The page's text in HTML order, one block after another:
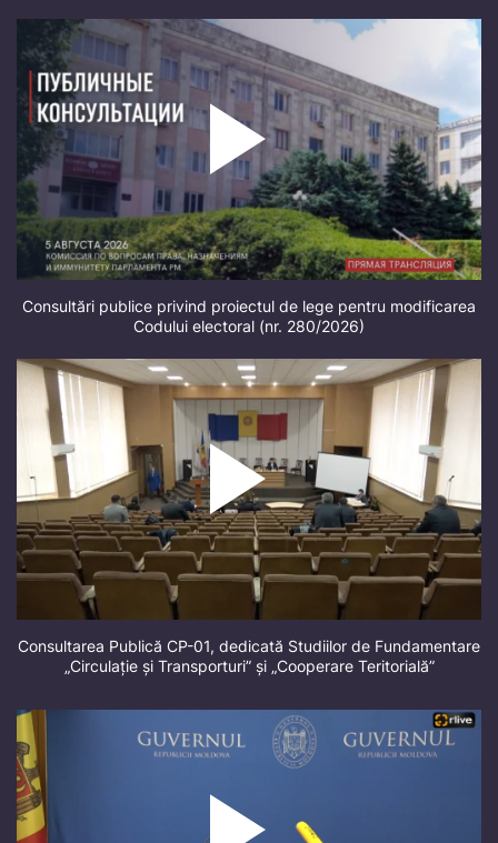
Consultări publice privind proiectul de lege pentru modificarea
Codului electoral (nr. 280/2026)
Consultarea Publică CP-01, dedicată Studiilor de Fundamentare
„Circulație și Transporturi” și „Cooperare Teritorială”